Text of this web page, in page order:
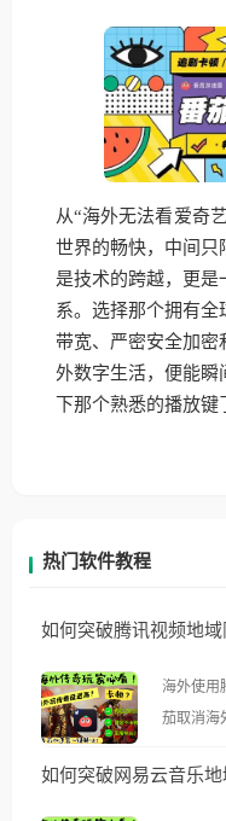
从“海外无法看爱奇
世界的畅快，中间只
是技术的跨越，更是
系。选择那个拥有
带宽、严密安全加密
外数字生活，便能瞬
下那个熟悉的播放键
热门软件教程
如何突破腾讯视频地域
海外使用
茄取消海外地区限制。
示语。 海外用户如香港、澳门、台湾、美国、加拿
如何突破网易云音乐